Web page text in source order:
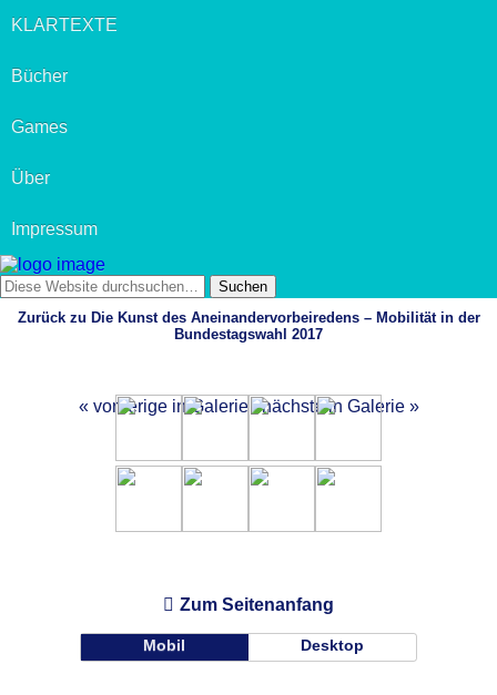
KLARTEXTE
Bücher
Games
Über
Impressum
Zurück zu Die Kunst des Aneinandervorbeiredens – Mobilität in der
Bundestagswahl 2017
« vorherige in Galerie nächste in Galerie »
Zum Seitenanfang
Mobil Desktop